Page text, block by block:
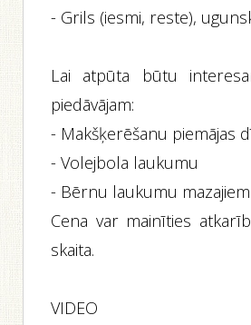
- Grils (iesmi, reste),
Lai atpūta būtu
piedāvājam:
- Makšķerēšanu piemājas
- Volejbola laukumu
- Bērnu laukumu
Cena var mainīties
skaita.
VIDEO